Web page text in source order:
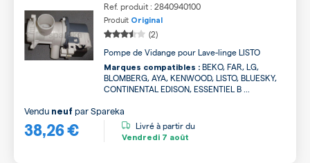
Ref. produit : 2840940100
Produit Original
(2)
Pompe de Vidange pour Lave-linge LISTO
Marques compatibles : BEKO, FAR, LG,
BLOMBERG, AYA, KENWOOD, LISTO, BLUESKY,
CONTINENTAL EDISON, ESSENTIEL B ...
38,26 €
Vendu neuf parSpareka
Livré à partir du
Vendredi 7 août